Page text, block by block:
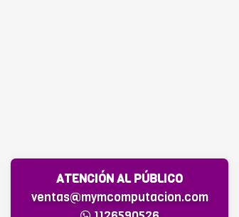
ATENCIÓN AL PÚBLICO
ventas@mymcomputacion.com